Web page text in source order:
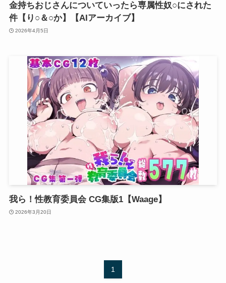
金持ちおじさんについていったら専属性奴○にされた
件【り○＆○か】【AIアーカイブ】
2026年4月5日
我ら！性教育委員会 CG集版1【Waage】
2026年3月20日
1